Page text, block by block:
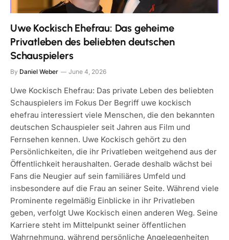
Uwe Kockisch Ehefrau: Das geheime
Privatleben des beliebten deutschen
Schauspielers
By Daniel Weber June 4, 2026
Uwe Kockisch Ehefrau: Das private Leben des beliebten
Schauspielers im Fokus Der Begriff uwe kockisch
ehefrau interessiert viele Menschen, die den bekannten
deutschen Schauspieler seit Jahren aus Film und
Fernsehen kennen. Uwe Kockisch gehört zu den
Persönlichkeiten, die ihr Privatleben weitgehend aus der
Öffentlichkeit heraushalten. Gerade deshalb wächst bei
Fans die Neugier auf sein familiäres Umfeld und
insbesondere auf die Frau an seiner Seite. Während viele
Prominente regelmäßig Einblicke in ihr Privatleben
geben, verfolgt Uwe Kockisch einen anderen Weg. Seine
Karriere steht im Mittelpunkt seiner öffentlichen
Wahrnehmung, während persönliche Angelegenheiten